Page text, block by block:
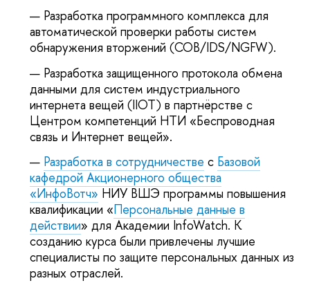
Разработка программного комплекса для
автоматической проверки работы систем
обнаружения вторжений (СОВ/IDS/NGFW).
Разработка защищенного протокола обмена
данными для систем индустриального
интернета вещей (IIOT) в партнёрстве с
Центром компетенций НТИ «Беспроводная
связь и Интернет вещей».
Разработка в сотрудничестве с Базовой
кафедрой Акционерного общества
«ИнфоВотч» НИУ ВШЭ программы повышения
квалификации «Персональные данные в
действии» для Академии InfoWatch. К
созданию курса были привлечены лучшие
специалисты по защите персональных данных из
разных отраслей.